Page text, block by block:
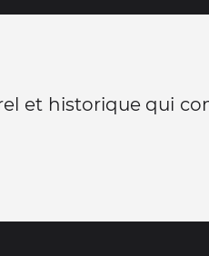
et historique qui